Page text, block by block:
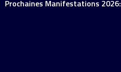
Prochaines Manifestations 2026: